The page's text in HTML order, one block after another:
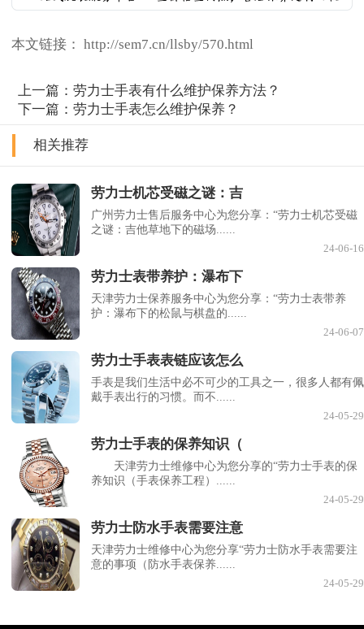
本文链接： http://sem7.cn/llsby/570.html
上一篇：劳力士手表有什么维护保养方法？
下一篇：劳力士手表怎么维护保养？
相关推荐
劳力士机芯受磁之谜：吉
广州劳力士售后服务中心为您分享：“劳力士机芯受磁
之谜：吉他草地下的磁场......
24-06-16
劳力士表带养护：瀑布下
天津劳力士保养服务中心为您分享：“劳力士表带养
护：瀑布下的松鼠与棋盘的......
24-06-07
劳力士手表表链应该怎么
手表是我们生活中必不可少的工具之一，很多人都有佩
戴手表出行的习惯。而不......
24-05-29
劳力士手表的保养知识（
天津劳力士维修中心为您分享的“劳力士手表的保
养知识（手表保养工程）......
24-05-29
劳力士防水手表需要注意
天津劳力士维修中心为您分享“劳力士防水手表需要注
意的事项（防水手表保养......
24-05-29